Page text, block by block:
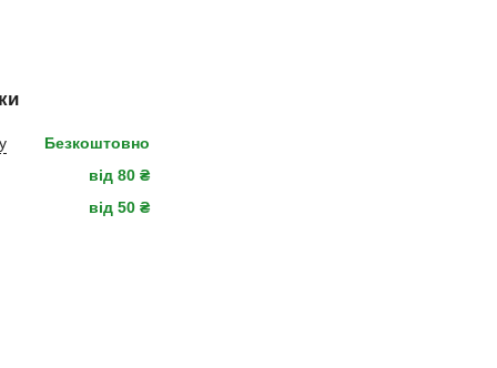
Безкоштовно
від 80 ₴
від 50 ₴